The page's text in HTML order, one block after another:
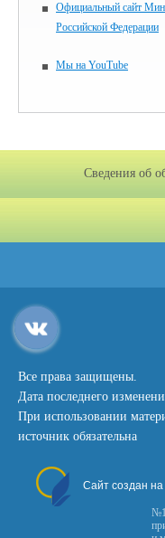
Официальный сайт
Российской Федерации
Мы на YouTube
Сведения об
Все права защищены.
Дата последнего
При использовании
источник обязательна
Сайт создан